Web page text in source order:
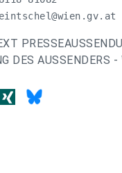
DES AUSSENDERS